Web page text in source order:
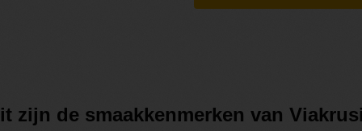
zijn de smaakkenmerken van